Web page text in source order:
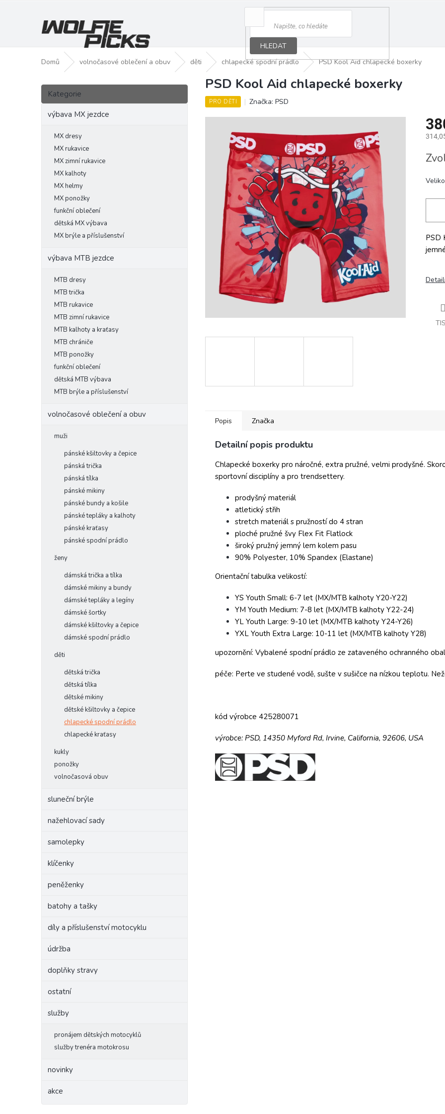
HLEDAT
Domů volnočasové oblečení a obuv děti chlapecké spodní prádlo PSD Kool Aid chlapecké boxerky
P
s
Přeskočit
kategorie
Kategorie
výbava MX jezdce
MX dresy
MX rukavice
MX zimní rukavice
MX kalhoty
MX helmy
MX ponožky
funkční oblečení
dětská MX výbava
MX brýle a příslušenství
výbava MTB jezdce
MTB dresy
MTB trička
MTB rukavice
MTB zimní rukavice
MTB kalhoty a kraťasy
MTB chrániče
MTB ponožky
funkční oblečení
dětská MTB výbava
MTB brýle a příslušenství
volnočasové oblečení a obuv
muži
pánské kšiltovky a čepice
pánská trička
pánská tílka
pánské mikiny
pánské bundy a košile
pánské tepláky a kalhoty
pánské kraťasy
pánské spodní prádlo
ženy
dámská trička a tílka
dámské mikiny a bundy
dámské tepláky a legíny
dámské šortky
dámské kšiltovky a čepice
dámské spodní prádlo
děti
dětská trička
dětská tílka
dětské mikiny
dětské kšiltovky a čepice
chlapecké spodní prádlo
chlapecké kraťasy
kukly
ponožky
volnočasová obuv
sluneční brýle
nažehlovací sady
samolepky
klíčenky
peněženky
batohy a tašky
díly a příslušenství motocyklu
údržba
doplňky stravy
ostatní
služby
pronájem dětských motocyklů
služby trenéra motokrosu
novinky
akce
PSD Kool Aid chlapecké boxerky
PRO DĚTI Značka: PSD
cena:
PSD
Popis Značka
Detailní popis produktu
Chlapecké boxerky pro náročné, extra pružné, velmi prodyšné.
sportovní disciplíny a pro trendsettery.
prodyšný materiál
atletický střih
stretch materiál s pružností do 4 stran
ploché pružné švy Flex Fit Flatlock
široký pružný jemný lem kolem pasu
90% Polyester, 10% Spandex (Elastane)
Orientační tabulka velikostí:
YS Youth Small: 6-7 let (MX/MTB kalhoty Y20-Y22)
YM Youth Medium: 7-8 let (MX/MTB kalhoty Y22-24)
YL Youth Large: 9-10 let (MX/MTB kalhoty Y24-Y26)
YXL Youth Extra Large: 10-11 let (MX/MTB kalhoty Y28)
upozornění: Vybalené spodní prádlo ze zataveného ochranného
péče: Perte ve studené vodě, sušte v sušičce na nízkou teplotu.
kód výrobce 425280071
výrobce: PSD, 14350 Myford Rd, Irvine, California, 92606, USA